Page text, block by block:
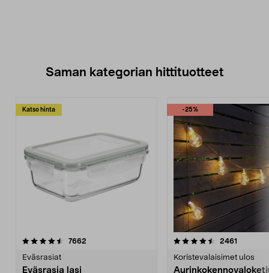
Saman kategorian hittituotteet
Katso hinta
7662
Eväsrasiat
Eväsrasia lasi
-25%
4.5 viidestä
2461
Koristevalaisimet ulos
4.5 viidestä